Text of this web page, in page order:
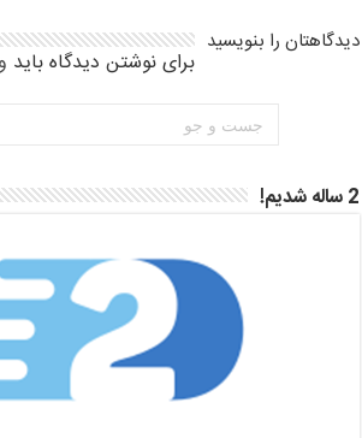
دیدگاهتان را بنویسید
برای نوشتن دیدگاه باید
2 ساله شدیم!